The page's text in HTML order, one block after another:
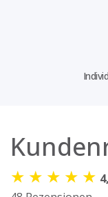
★ ★ ★ ★ ★